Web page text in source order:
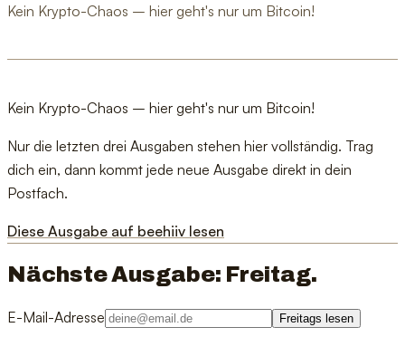
Kein Krypto-Chaos – hier geht's nur um Bitcoin!
Kein Krypto-Chaos – hier geht's nur um Bitcoin!
Nur die letzten drei Ausgaben stehen hier vollständig. Trag
dich ein, dann kommt jede neue Ausgabe direkt in dein
Postfach.
Diese Ausgabe auf beehiiv lesen
Nächste Ausgabe: Freitag.
E-Mail-Adresse Freitags lesen